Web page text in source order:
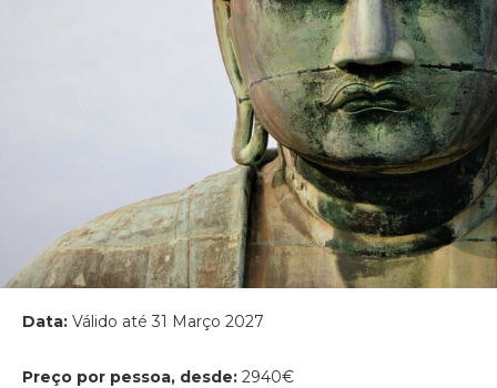
Data: Válido até 31 Março 2027
Preço por pessoa, desde: 2940€